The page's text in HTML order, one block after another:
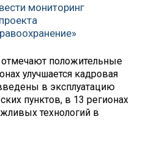
мониторинг
положительные
улучшается кадровая
в эксплуатацию
пунктов, в 13 регионах
технологий в